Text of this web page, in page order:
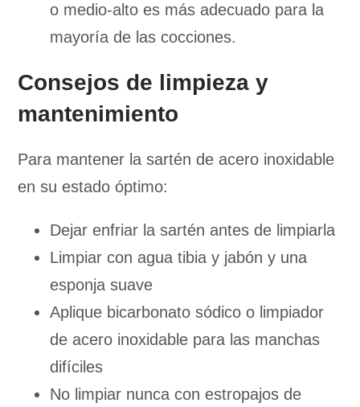
o medio-alto es más adecuado para la
mayoría de las cocciones.
Consejos de limpieza y
mantenimiento
Para mantener la sartén de acero inoxidable
en su estado óptimo:
Dejar enfriar la sartén antes de limpiarla
Limpiar con agua tibia y jabón y una
esponja suave
Aplique bicarbonato sódico o limpiador
de acero inoxidable para las manchas
difíciles
No limpiar nunca con estropajos de